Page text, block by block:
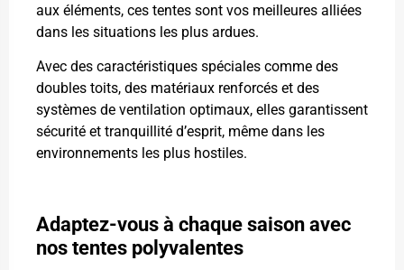
aux éléments, ces tentes sont vos meilleures alliées
dans les situations les plus ardues.
Avec des caractéristiques spéciales comme des
doubles toits, des matériaux renforcés et des
systèmes de ventilation optimaux, elles garantissent
sécurité et tranquillité d’esprit, même dans les
environnements les plus hostiles.
Adaptez-vous à chaque saison avec
nos tentes polyvalentes